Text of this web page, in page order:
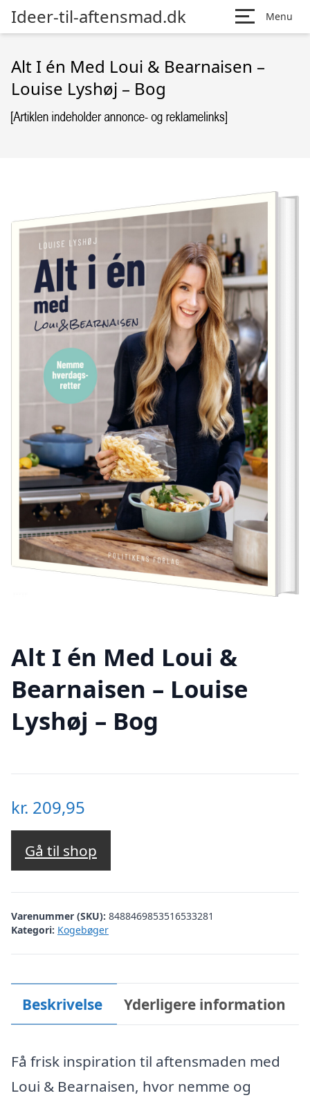
Ideer-til-aftensmad.dk Menu
Alt I én Med Loui & Bearnaisen –
Louise Lyshøj – Bog
Alt I én Med Loui &
Bearnaisen – Louise
Lyshøj – Bog
kr. 209,95
Gå til shop
Varenummer (SKU): 8488469853516533281
Kategori: Kogebøger
Beskrivelse Yderligere information
Få frisk inspiration til aftensmaden med
Loui & Bearnaisen, hvor nemme og